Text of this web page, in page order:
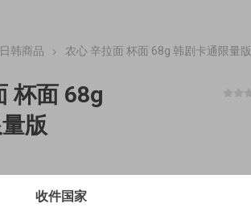
日韩商品 农心 辛拉面 杯面 68g 韩剧卡通限量版
杯面 68g
版
最佳赏味期 2026-12-24
收件国家